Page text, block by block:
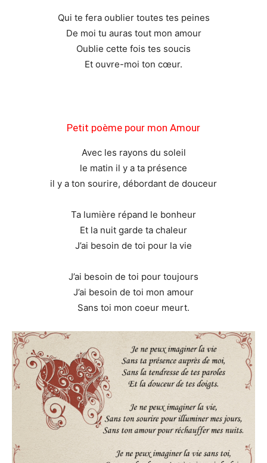
Qui te fera oublier toutes tes peines
De moi tu auras tout mon amour
Oublie cette fois tes soucis
Et ouvre-moi ton cœur.
Petit poème pour mon Amour
Avec les rayons du soleil
le matin il y a ta présence
il y a ton sourire, débordant de douceur
Ta lumière répand le bonheur
Et la nuit garde ta chaleur
J’ai besoin de toi pour la vie
J’ai besoin de toi pour toujours
J’ai besoin de toi mon amour
Sans toi mon coeur meurt.